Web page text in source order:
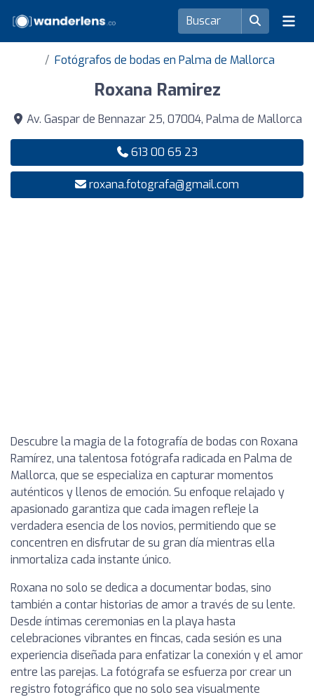
Fotógrafos de bodas en Palma de Mallorca
Roxana Ramirez
Av. Gaspar de Bennazar 25, 07004, Palma de Mallorca
613 00 65 23
roxana.fotografa@gmail.com
Descubre la magia de la fotografía de bodas con Roxana
Ramírez, una talentosa fotógrafa radicada en Palma de
Mallorca, que se especializa en capturar momentos
auténticos y llenos de emoción. Su enfoque relajado y
apasionado garantiza que cada imagen refleje la
verdadera esencia de los novios, permitiendo que se
concentren en disfrutar de su gran día mientras ella
inmortaliza cada instante único.
Roxana no solo se dedica a documentar bodas, sino
también a contar historias de amor a través de su lente.
Desde íntimas ceremonias en la playa hasta
celebraciones vibrantes en fincas, cada sesión es una
experiencia diseñada para enfatizar la conexión y el amor
entre las parejas. La fotógrafa se esfuerza por crear un
registro fotográfico que no solo sea visualmente